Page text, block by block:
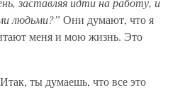
людьми?” Они думают, что я
меня и мою жизнь. Это
ты думаешь, что все это